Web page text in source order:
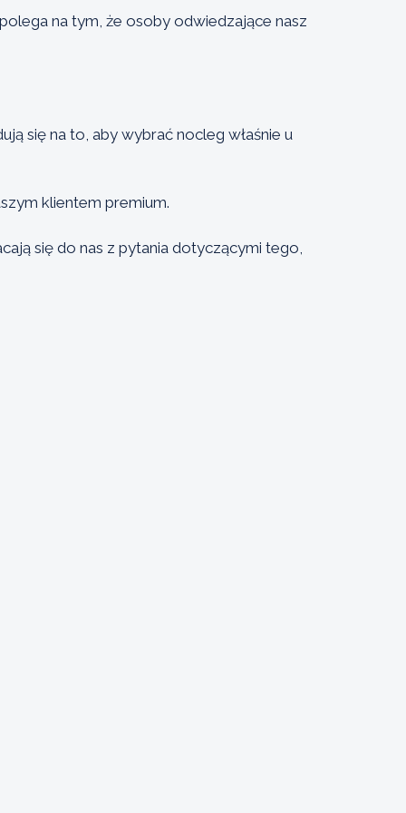
polega na tym, że osoby odwiedzające nasz
się na to, aby wybrać nocleg właśnie u
klientem premium.
się do nas z pytania dotyczącymi tego,